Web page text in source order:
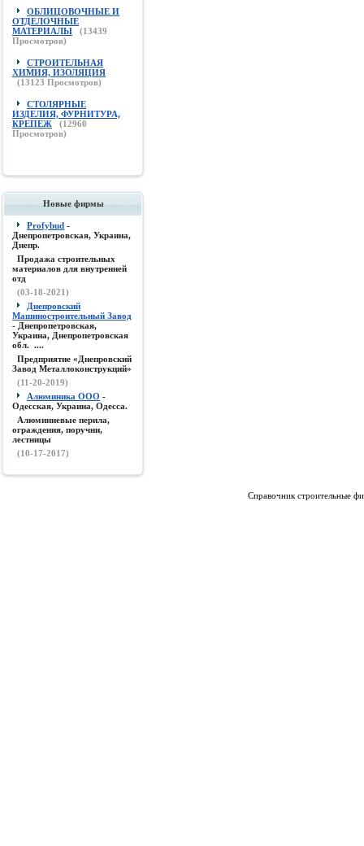
ОБЛИЦОВОЧНЫЕ И
ОТДЕЛОЧНЫЕ
МАТЕРИАЛЫ
(13439
Просмотров)
СТРОИТЕЛЬНАЯ
ХИМИЯ, ИЗОЛЯЦИЯ
(13123 Просмотров)
СТОЛЯРНЫЕ
ИЗДЕЛИЯ, ФУРНИТУРА,
КРЕПЕЖ
(12960
Просмотров)
Новые фирмы
Profybud -
Днепропетровская, Украина,
Днепр.
Продажа строительных
материалов для внутренней
отд
(03-18-2021)
Днепровский
Машиностроительный Завод
- Днепропетровская,
Украина, Днепропетровская
обл. ....
Предприятие «Днепровский
Завод Металлоконструкций»
(11-20-2019)
Алюминика ООО -
Одесская, Украина, Одесса.
Алюминиевые перила,
ограждения, поручни,
лестницы
(10-17-2017)
Справочник строительные